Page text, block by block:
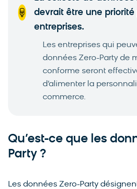
devrait être une priorité
entreprises.
Les entreprises qui
données Zero-Party de
conforme seront
d’alimenter la
commerce.
Qu’est-ce que les
Party ?
Les données Zero-Party